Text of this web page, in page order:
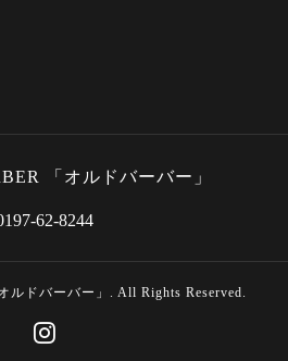
「オルドバーバー」
62-8244
ルドバーバー」 . All Rights Reserved.